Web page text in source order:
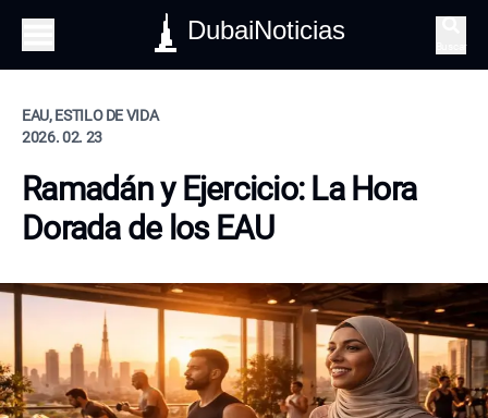
DubaiNoticias
EAU, ESTILO DE VIDA
2026. 02. 23
Ramadán y Ejercicio: La Hora
Dorada de los EAU